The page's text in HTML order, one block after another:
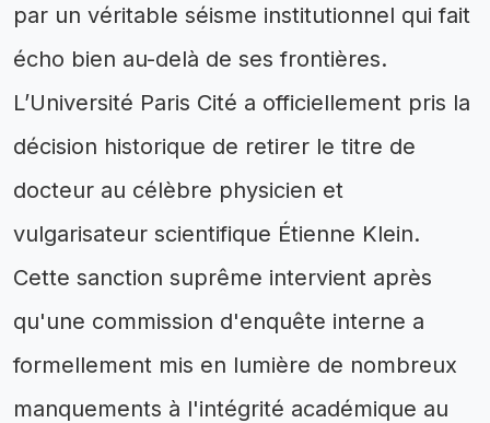
par un véritable séisme institutionnel qui fait
écho bien au-delà de ses frontières.
L’Université Paris Cité a officiellement pris la
décision historique de retirer le titre de
docteur au célèbre physicien et
vulgarisateur scientifique Étienne Klein.
Cette sanction suprême intervient après
qu'une commission d'enquête interne a
formellement mis en lumière de nombreux
manquements à l'intégrité académique au